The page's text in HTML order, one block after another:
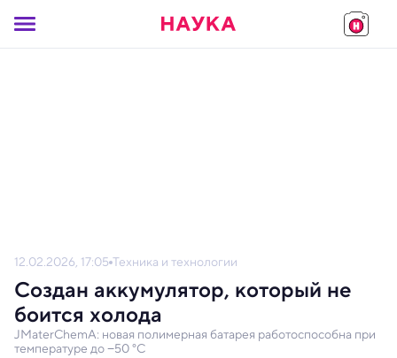
12.02.2026, 17:05 Техника и технологии
Создан аккумулятор, который не
боится холода
JMaterChemA: новая полимерная батарея работоспособна при
температуре до −50 °C